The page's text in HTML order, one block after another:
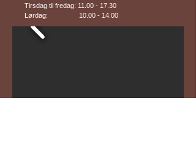
Tirsdag til fredag: 11.00 - 17.30
Lørdag: 10.00 - 14.00